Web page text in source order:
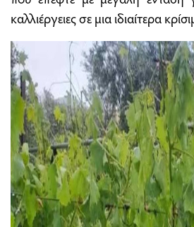
καλλιέργειες σε μια ιδιαίτερα